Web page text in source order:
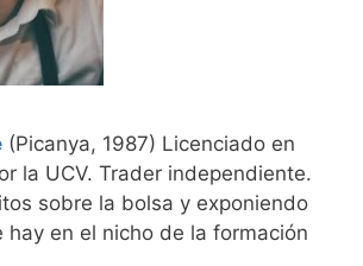
(Picanya, 1987) Licenciado en
la UCV. Trader independiente.
sobre la bolsa y exponiendo
hay en el nicho de la formación